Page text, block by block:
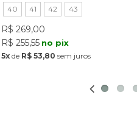
40 41 42 43
R$ 269,00
R$ 255,55 no pix
5x de R$ 53,80 sem juros